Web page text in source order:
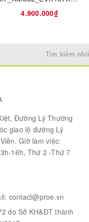
voltage thresholds
IC 8-Bit 20MHz 32KB
4.900.000₫
Tìm kiếm
Đường Lý Thường
giao lộ đường Lý
Giờ làm việc:
16h, Thứ 2 -Thứ 7
contact@proe.vn
do Sở KH&ĐT thành